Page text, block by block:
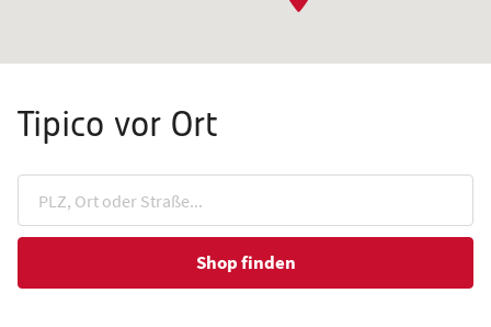
Tipico vor Ort
Shop finden